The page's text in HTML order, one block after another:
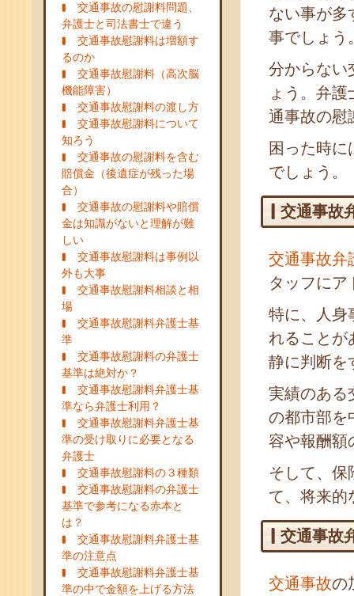
交通事故の慰謝料問題、
弁護士と司法書士で違う
交通事故慰謝料は増額す
るのか
交通事故慰謝料（高次脳
機能障害）
交通事故慰謝料の渡し方
交通事故慰謝料について
知ろう
交通事故の慰謝料を含む
賠償金（後遺症が残った場
合）
交通事故の慰謝料や賠償
金は知識がないと理解が難
しい
交通事故慰謝料は事例以
外も大事
交通事故慰謝料相談と相
場
交通事故慰謝料弁護士基
準
交通事故慰謝料の弁護士
基準は絶対か？
交通事故慰謝料弁護士基
準なら弁護士利用？
交通事故慰謝料弁護士基
準の受け取りに必要となる
弁護士
交通事故慰謝料の３種類
交通事故慰謝料の弁護士
基準で参考になる赤本と
は？
交通事故慰謝料弁護士基
準の注意点
交通事故慰謝料弁護士基
準の中で金額を上げる方法
ない事が多
事でしょう
分からない
ょう。弁
通事故の慰
困った時
でしょう。
交通事故
交通事故弁
タッフにア
特に、人身
れることが
静に判断を
実績のある
の都市部を
容や報酬額
そして、保
て、将来的
交通事故
交通事故の